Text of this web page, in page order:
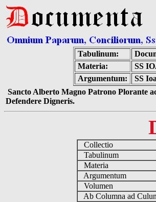
Tabulinum:
Materia:
SS
Argumentum:
SS
Sancto Alberto Magno Patrono Plorante
Defendere Digneris.
Collectio
Tabulinum
Materia
Argumentum
Volumen
Ab Columna ad